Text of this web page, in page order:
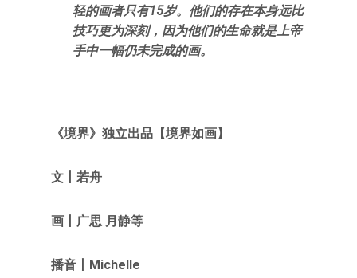
轻的画者只有15岁。他们的存在本身远比
技巧更为深刻，因为他们的生命就是上帝
手中一幅仍未完成的画。
《境界》独立出品【境界如画】
文丨 若舟
画丨广思 月静等
播音丨Michelle